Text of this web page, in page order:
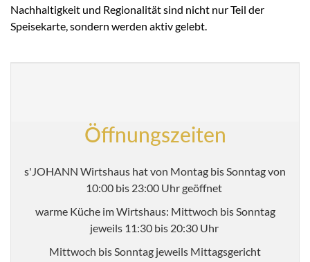
Nachhaltigkeit und Regionalität sind nicht nur Teil der
Speisekarte, sondern werden aktiv gelebt.
Öffnungszeiten
s'JOHANN Wirtshaus hat von Montag bis Sonntag von
10:00 bis 23:00 Uhr geöffnet
warme Küche im Wirtshaus: Mittwoch bis Sonntag
jeweils 11:30 bis 20:30 Uhr
Mittwoch bis Sonntag jeweils Mittagsgericht